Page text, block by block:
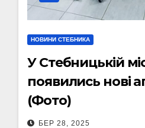
НОВИНИ СТЕБНИКА
У Стебницькій
появились нові
(Фото)
БЕР 28, 2025